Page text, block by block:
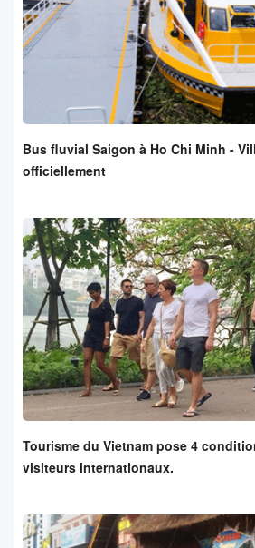
Bus fluvial Saigon à Ho Chi Minh -
officiellement
Tourisme du Vietnam pose 4
visiteurs internationaux.